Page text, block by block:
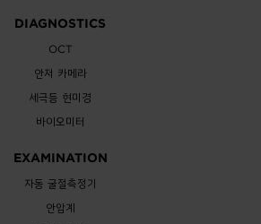
DIAGNOSTICS
OCT
안저 카메라
세극등 현미경
바이오미터
EXAMINATION
자동 굴절측정기
안압계